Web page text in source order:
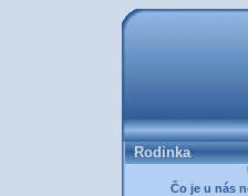
Rodinka
Čo je u nás